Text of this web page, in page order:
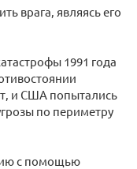
врага, являясь его
1991 года
и США попытались
по периметру
с помощью